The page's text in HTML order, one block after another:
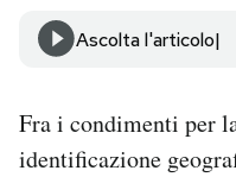
SHOP
CALENDARIO
Ascolta l'articolo
Fra i condimenti per
identificazione